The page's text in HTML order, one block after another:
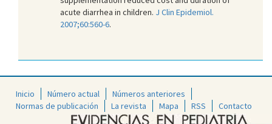
acute diarrhea in children. J Clin Epidemiol.
2007;60:560-6.
Inicio Número actual
Números anteriores
Normas de publicación
La revista Mapa RSS Contacto